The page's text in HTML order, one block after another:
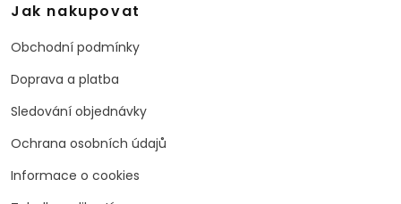
Jak nakupovat
Obchodní podmínky
Doprava a platba
Sledování objednávky
Ochrana osobních údajů
Informace o cookies